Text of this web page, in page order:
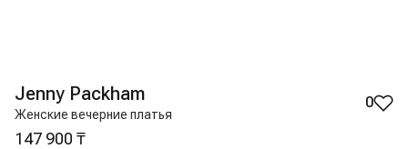
Jenny Packham
Женские вечерние платья
0
147 900 ₸